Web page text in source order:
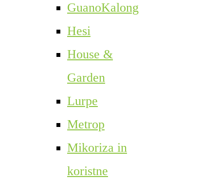
GuanoKalong
Hesi
House &
Garden
Lurpe
Metrop
Mikoriza in
koristne